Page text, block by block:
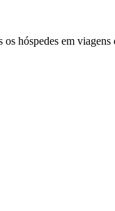
hóspedes em viagens